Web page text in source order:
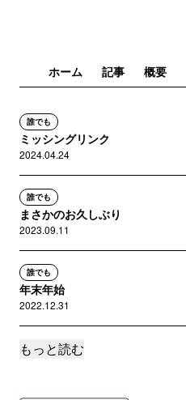
ホーム 記事 概要
誰でも
ミッシングリンク
2024.04.24
誰でも
まさかのお久しぶり
2023.09.11
誰でも
年末年始
2022.12.31
誰でも
もっと読む